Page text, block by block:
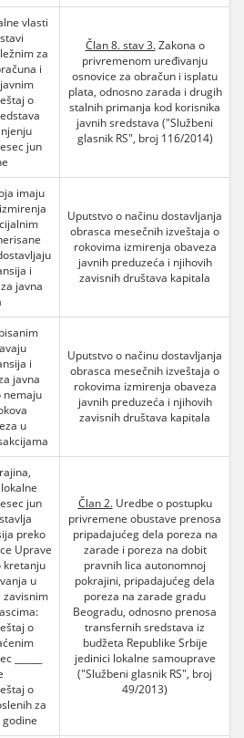
vlasti
za
i
o
jun
Član 8. stav 3.Zakona o
privremenom uređivanju
osnovice za obračun i isplatu
plata, odnosno zarada i drugih
stalnih primanja kod korisnika
javnih sredstava ("Službeni
glasnik RS", broj 116/2014)
imaju
i
javna
Uputstvo o načinu dostavljanja
obrasca mesečnih izveštaja o
rokovima izmirenja obaveza
javnih preduzeća i njihovih
zavisnih društava kapitala
i
javna
nemaju
u
Uputstvo o načinu dostavljanja
obrasca mesečnih izveštaja o
rokovima izmirenja obaveza
javnih preduzeća i njihovih
zavisnih društava kapitala
jun
preko
Uprave
kretanju
u
zavisnim
o
o
za
godine
Član 2.Uredbe o postupku
privremene obustave prenosa
pripadajućeg dela poreza na
zarade i poreza na dobit
pravnih lica autonomnoj
pokrajini, pripadajućeg dela
poreza na zarade gradu
Beogradu, odnosno prenosa
transfernih sredstava iz
budžeta Republike Srbije
jedinici lokalne samouprave
("Službeni glasnik RS", broj
49/2013)